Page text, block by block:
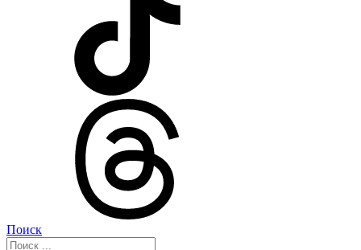
Поиск